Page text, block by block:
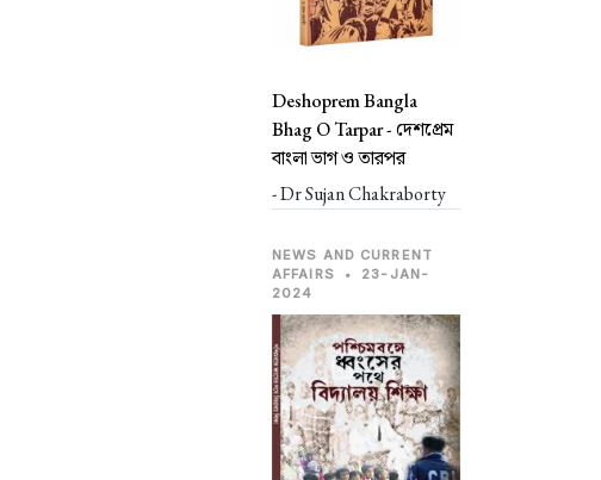
Deshoprem Bangla
Bhag O Tarpar -দেশপ্রেম
বাংলা ভাগ ও তারপর
- Dr Sujan Chakraborty
NEWS AND CURRENT
AFFAIRS
•
23-JAN-
2024